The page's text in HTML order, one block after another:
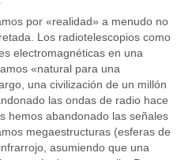
por «realidad» a menudo no
Los radiotelescopios como
electromagnéticas en una
«natural para una
una civilización de un millón
las ondas de radio hace
hemos abandonado las señales
megaestructuras (esferas de
asumiendo que una